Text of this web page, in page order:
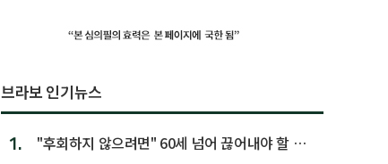
브라보 인기뉴스
1.
"후회하지 않으려면" 60세 넘어 끊어내야 할 사